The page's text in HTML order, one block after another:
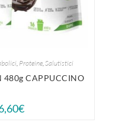
Proteine Salutistici
480g CAPPUCCINO
€